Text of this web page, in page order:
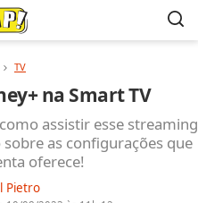
TV
na Smart TV
assistir esse streaming
as configurações que
oferece!
Pietro